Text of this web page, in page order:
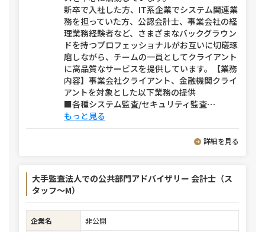
新卒で入社した方、IT系企業でシステム関連業
務を担っていた方、公認会計士、事業会社の経
理業務経験者など、さまざまなバックグラウン
ドを持つプロフェッショナルがお互いに切磋琢
磨しながら、チームの一員としてクライアント
に高品質なサービスを提供しています。【業務
内容】事業会社クライアント、金融機関クライ
アントを対象とした以下業務の提供
■各種システム監査/セキュリティ監査⋯
もっと見る
詳細を見る
大手監査法人での公共部門アドバイザリー 会計士（ス
タッフ～M）
企業名
非公開